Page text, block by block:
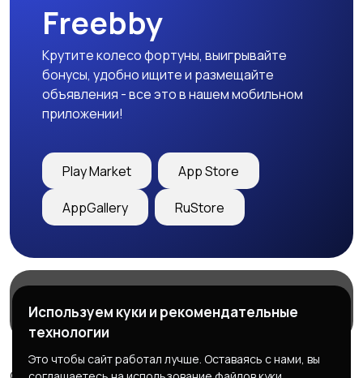
Freebby
Крутите колесо фортуны, выигрывайте
бонусы, удобно ищите и размещайте
объявления - все это в нашем мобильном
приложении!
Play Market App Store
AppGallery RuStore
Служба поддержки
Используем куки и рекомендательные
технологии
Это чтобы сайт работал лучше. Оставаясь с нами, вы